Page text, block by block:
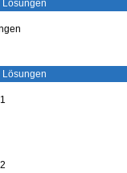
Lösungen
Lösungen